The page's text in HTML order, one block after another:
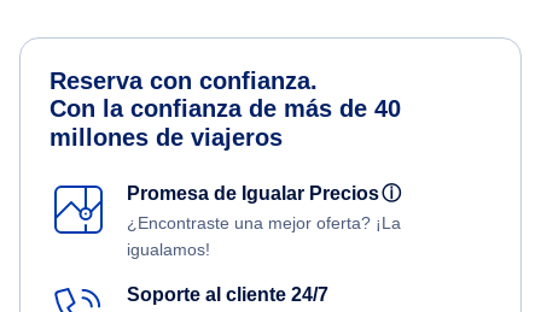
Reserva con confianza.
Con la confianza de más de 40
millones de viajeros
Promesa de Igualar Preciosⓘ
¿Encontraste una mejor oferta? ¡La
igualamos!
Soporte al cliente 24/7